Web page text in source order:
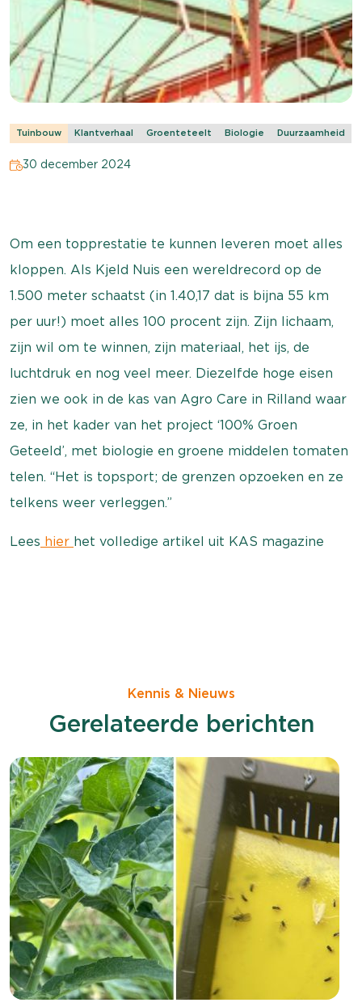
Tuinbouw Klantverhaal Groenteteelt Biologie Duurzaamheid
30 december 2024
Om een topprestatie te kunnen leveren moet alles
kloppen. Als Kjeld Nuis een wereldrecord op de
1.500 meter schaatst (in 1.40,17 dat is bijna 55 km
per uur!) moet alles 100 procent zijn. Zijn lichaam,
zijn wil om te winnen, zijn materiaal, het ijs, de
luchtdruk en nog veel meer. Diezelfde hoge eisen
zien we ook in de kas van Agro Care in Rilland waar
ze, in het kader van het project ‘100% Groen
Geteeld’, met biologie en groene middelen tomaten
telen. “Het is topsport; de grenzen opzoeken en ze
telkens weer verleggen.”
Lees hier het volledige artikel uit KAS magazine
Kennis & Nieuws
Gerelateerde berichten